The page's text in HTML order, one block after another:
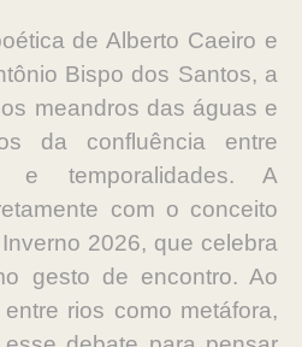
de Alberto Caeiro e
Bispo dos Santos, a
meandros das águas e
da confluência entre
e temporalidades. A
com o conceito
2026, que celebra
gesto de encontro. Ao
rios como metáfora,